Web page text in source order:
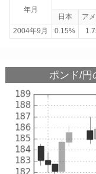
年月
日本
ア
2004年9月
0.15%
ポンド/円